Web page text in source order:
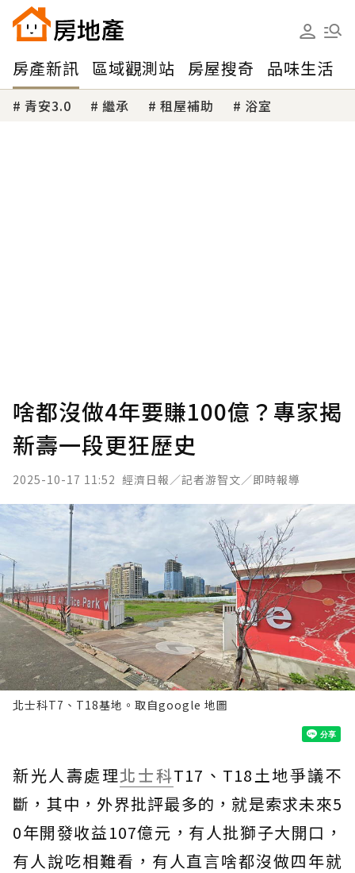
房產新訊 區域觀測站 房屋搜奇 品味生活
青安3.0 繼承 租屋補助 浴室
啥都沒做4年要賺100億？專家揭
新壽一段更狂歷史
2025-10-17 11:52 經濟日報／記者游智文／即時報導
北士科T7、T18基地。取自google 地圖
新光人壽處理北士科T17、T18土地爭議不
斷，其中，外界批評最多的，就是索求未來5
0年開發收益107億元，有人批獅子大開口，
有人說吃相難看，有人直言啥都沒做四年就